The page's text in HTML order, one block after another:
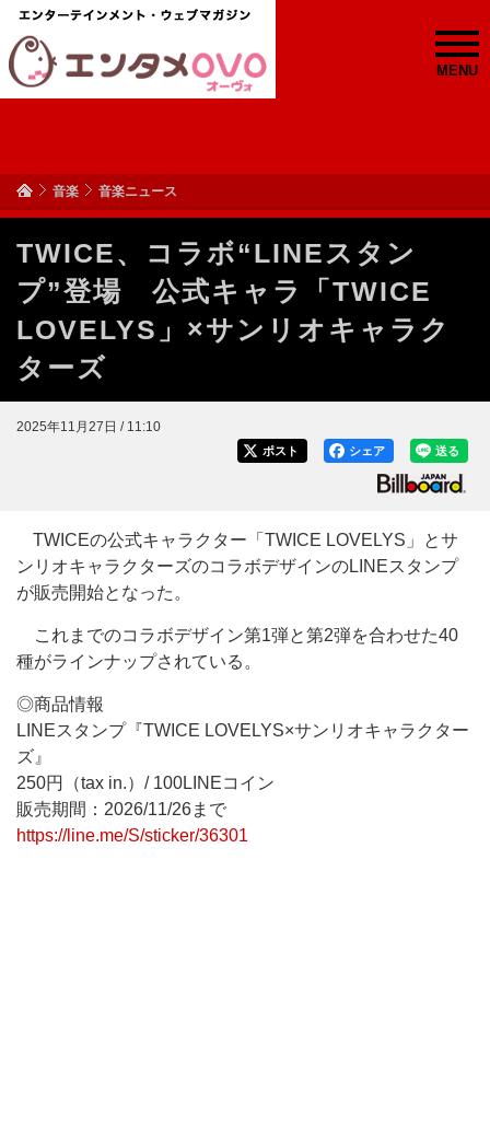
MENU
音楽 音楽ニュース
TWICE、コラボ“LINEスタン
プ”登場 公式キャラ「TWICE
LOVELYS」×サンリオキャラク
ターズ
2025年11月27日 / 11:10
送る
シェア
ポスト
TWICEの公式キャラクター「TWICE LOVELYS」とサ
ンリオキャラクターズのコラボデザインのLINEスタンプ
が販売開始となった。
これまでのコラボデザイン第1弾と第2弾を合わせた40
種がラインナップされている。
◎商品情報
LINEスタンプ『TWICE LOVELYS×サンリオキャラクター
ズ』
250円（tax in.）/ 100LINEコイン
販売期間：2026/11/26まで
https://line.me/S/sticker/36301